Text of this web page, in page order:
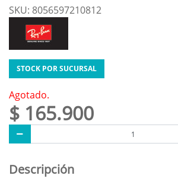
SKU: 8056597210812
STOCK POR SUCURSAL
Agotado.
$ 165.900
Descripción